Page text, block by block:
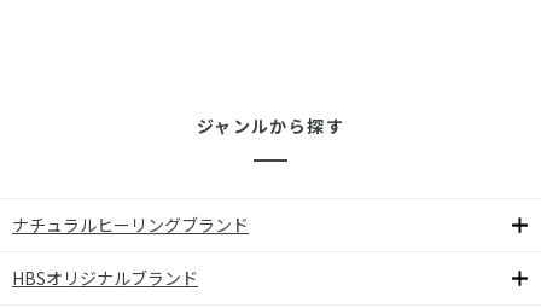
ジャンルから探す
ナチュラルヒーリングブランド
HBSオリジナルブランド